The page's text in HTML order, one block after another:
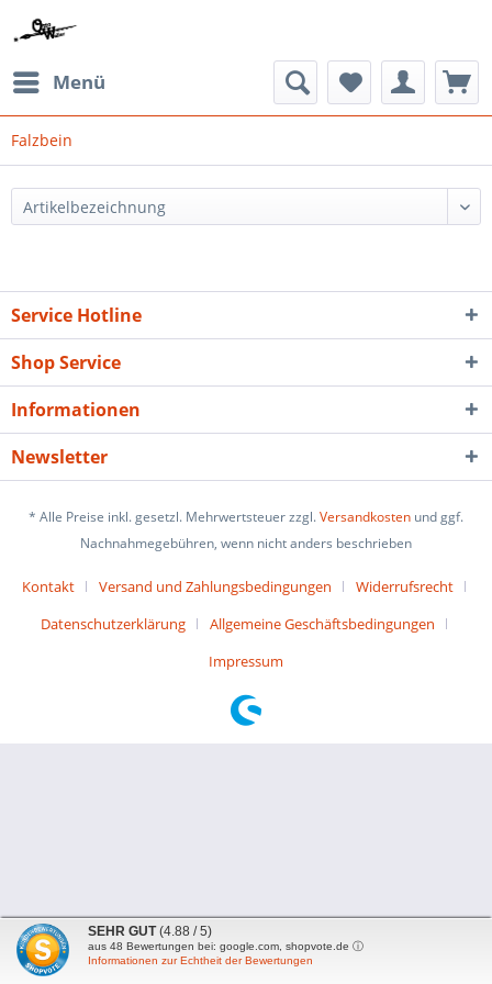
Menü
Falzbein
Service Hotline
Shop Service
Informationen
Newsletter
* Alle Preise inkl. gesetzl. Mehrwertsteuer zzgl.Versandkosten und ggf.
Nachnahmegebühren, wenn nicht anders beschrieben
Kontakt Versand und Zahlungsbedingungen
Widerrufsrecht
Datenschutzerklärung
Allgemeine Geschäftsbedingungen
Impressum
SEHR GUT (4.88 / 5)
aus 48 Bewertungen bei: google.com, shopvote.de ⓘ
Informationen zur Echtheit der Bewertungen